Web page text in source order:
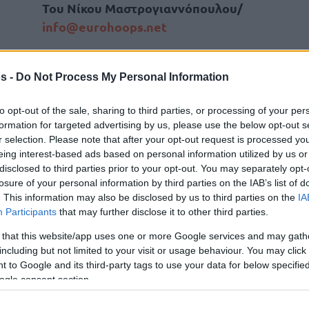
- Do Not Process My Personal Information
opt-out of the sale, sharing to third parties, or processing of your
for targeted advertising by us, please use the below opt-out
selection. Please note that after your opt-out request is processed
interest-based ads based on personal information utilized by us
to third parties prior to your opt-out. You may separately
of your personal information by third parties on the IAB’s list of
This information may also be disclosed by us to third parties on the
Participants that may further disclose it to other third parties.
that this website/app uses one or more Google services and may
but not limited to your visit or usage behaviour. You may
to Google and its third-party tags to use your data for below
consent section.
Του Νίκου Μαστρογιαννόπουλου/
info@eurohoops.net
κέρδισε την αξιόμαχηΤζιρόνα(79-
μένει σταθερά πρώτη (25-4) πέντε
στροφές πριν το φινάλε της regular
season και πάει… φουριόζα για το
Game 3 αρχικά (και Game 4 αν πάει
στονΟλυμπιακόγια τα playoffs της
για να γυρίσει το ματς και να πάρει
για πρώτη φορά, την οποία και διατήρησε
του Μούσα που έβαλε 17 στην τρίτη
Τζιρόνα (μέχρι το -1) έδωσε τη νίκη